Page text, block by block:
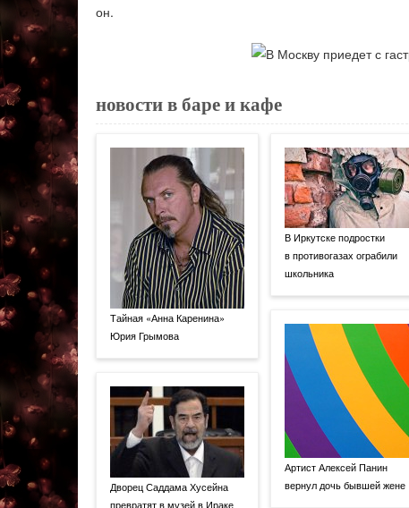
он.
новости в баре и кафе
Тайная «Анна Каренина»
Юрия Грымова
Дворец Саддама Хусейна
превратят в музей в Ираке
В Иркутске подростки
в противогазах ограбили
школьника
Артист Алексей Панин
вернул дочь бывшей жене